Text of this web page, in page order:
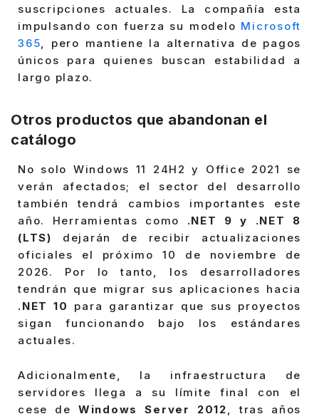
suscripciones actuales. La compañía esta
impulsando con fuerza su modelo Microsoft
365, pero mantiene la alternativa de pagos
únicos para quienes buscan estabilidad a
largo plazo.
Otros productos que abandonan el
catálogo
No solo Windows 11 24H2 y Office 2021 se
verán afectados; el sector del desarrollo
también tendrá cambios importantes este
año. Herramientas como .NET 9 y .NET 8
(LTS) dejarán de recibir actualizaciones
oficiales el próximo 10 de noviembre de
2026. Por lo tanto, los desarrolladores
tendrán que migrar sus aplicaciones hacia
.NET 10 para garantizar que sus proyectos
sigan funcionando bajo los estándares
actuales.
Adicionalmente, la infraestructura de
servidores llega a su límite final con el
cese de Windows Server 2012, tras años